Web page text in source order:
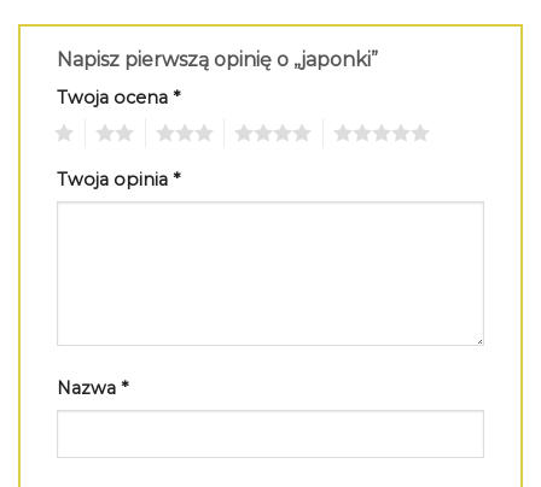
Napisz pierwszą opinię o „japonki”
Twoja ocena *
Twoja opinia *
Nazwa *